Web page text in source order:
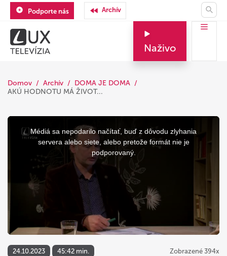
Podporte nás Archív
Naživo
Domov Archív
DOMA JE DOMA
AKÚ HODNOTU MÁ ŽIVOT...
This
modal
window.
Médiá sa nepodarilo načítať, buď z dôvodu zlyhania
servera alebo siete, alebo pretože formát nie je
podporovaný.
24.10.2023 45:42 min. Zobrazené 394x